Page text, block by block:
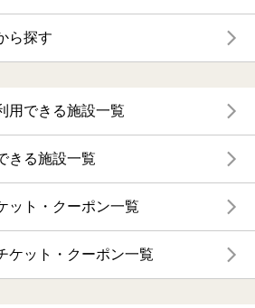
ら探す
用できる施設一覧
きる施設一覧
ット・クーポン一覧
ケット・クーポン一覧